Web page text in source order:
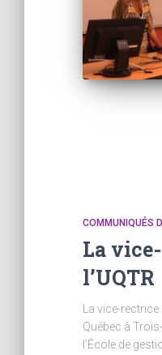
COMMUNIQUÉS
La
l’UQTR
La vice-
Québec à
l’École de